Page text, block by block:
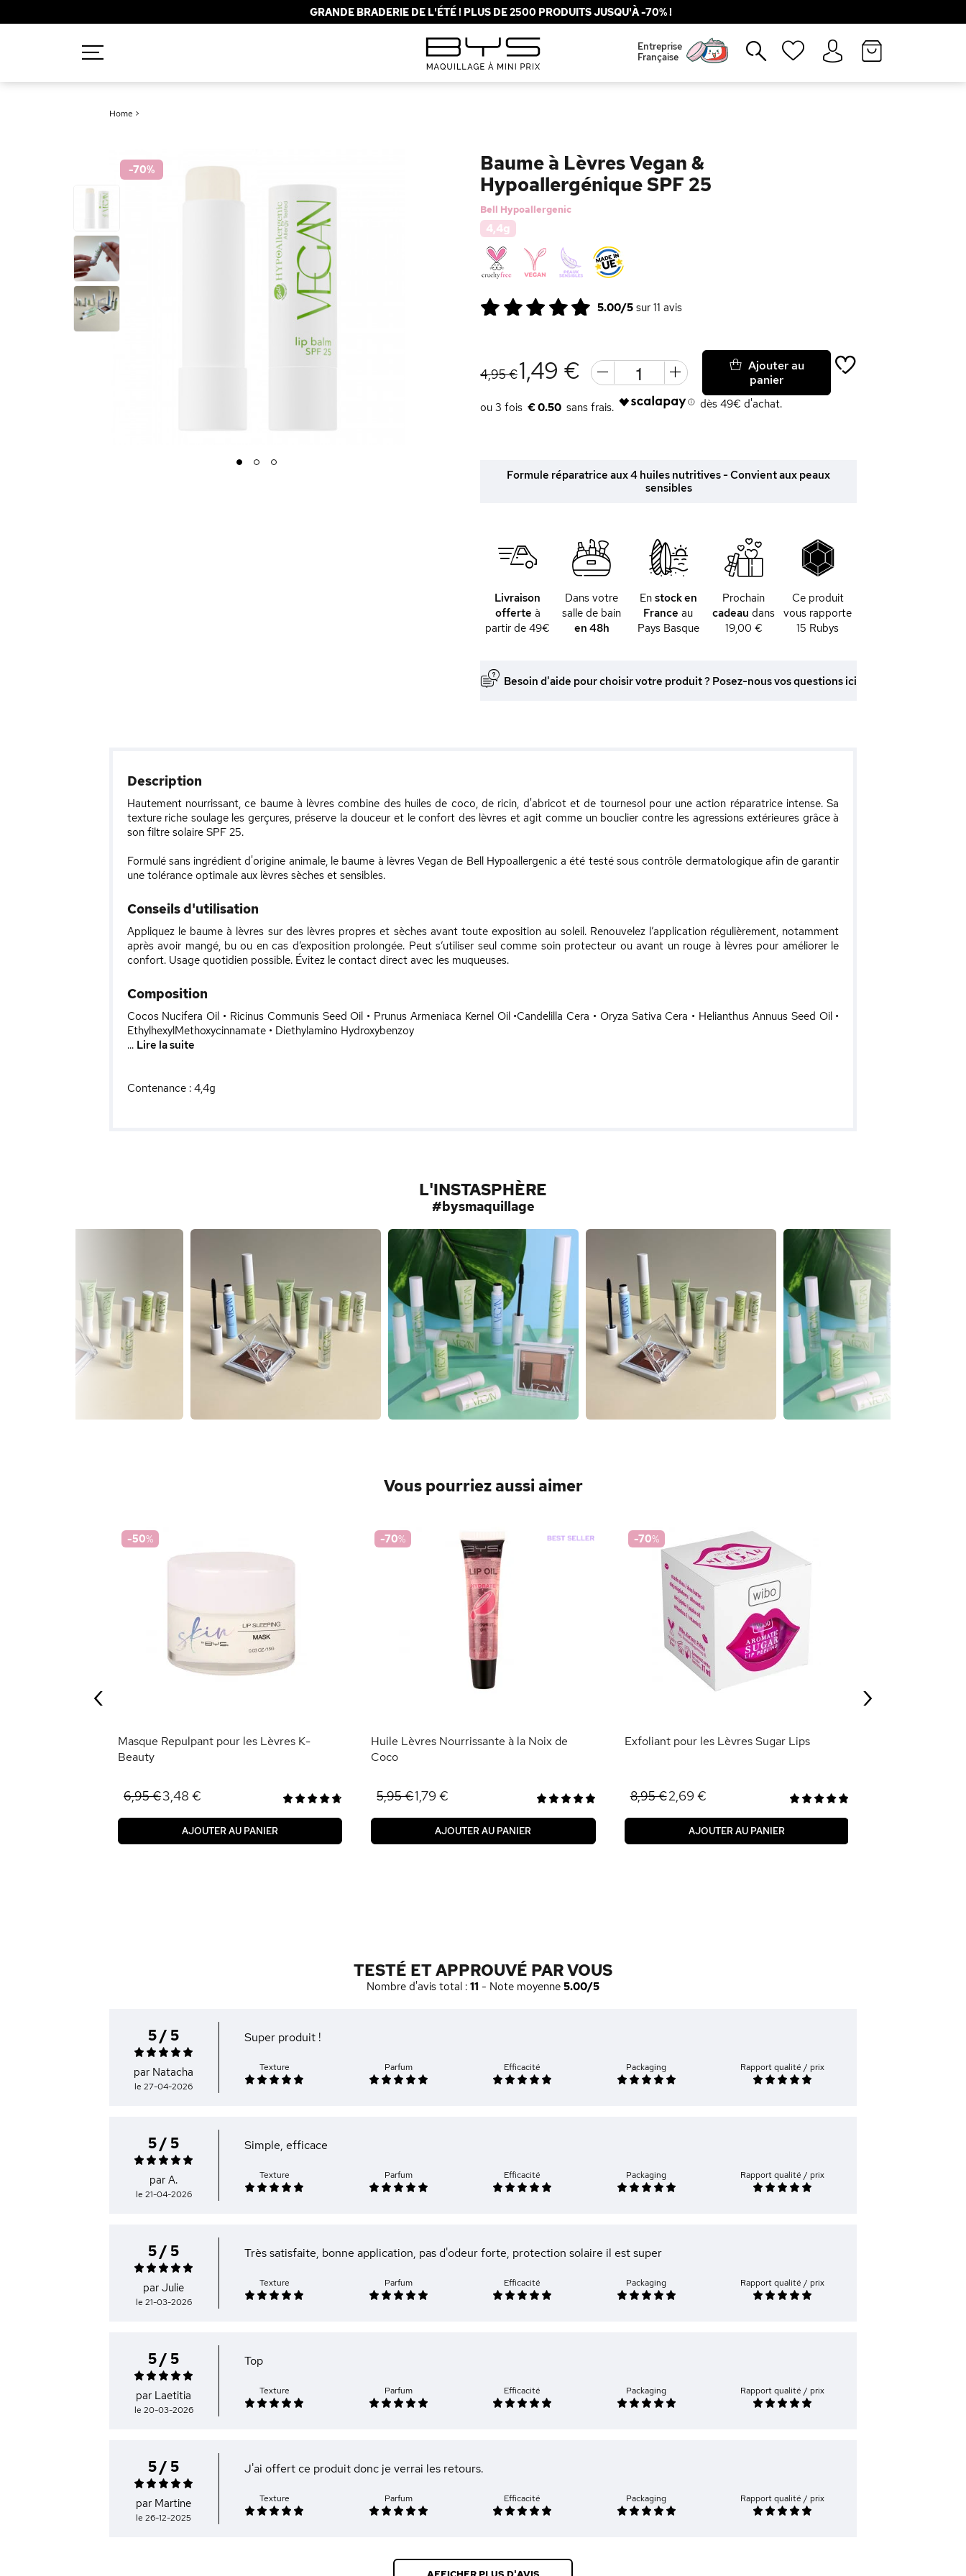
GRANDE BRADERIE DE L'ÉTÉ ! PLUS DE 2500 PRODUITS JUSQU'À -70% !
Entreprise
Française
Home >
-70%
1 2 3
Baume à Lèvres Vegan &
Hypoallergénique SPF 25
Bell Hypoallergenic
4,4g
5.00/5sur 11 avis
4,95 €1,49 €
€ 0.50 dès 49€ d'achat.
Ajouter au
panier
Formule réparatrice aux 4 huiles nutritives - Convient aux peaux
sensibles
Livraison
offerte à
partir de 49€
Dans votre
salle de bain
en 48h
En stock en
France au
Pays Basque
Prochain
cadeau dans
19,00 €
Ce produit
vous rapporte
15 Rubys
Besoin d'aide pour choisir votre produit ? Posez-nous vos questions ici
Description
Hautement nourrissant, ce baume à lèvres combine des huiles de coco, de ricin, d'abricot et de tournesol pour une action réparatrice intense. Sa
texture riche soulage les gerçures, préserve la douceur et le confort des lèvres et agit comme un bouclier contre les agressions extérieures grâce à
son filtre solaire SPF 25.
Formulé sans ingrédient d'origine animale, le baume à lèvres Vegan de Bell Hypoallergenic a été testé sous contrôle dermatologique afin de garantir
une tolérance optimale aux lèvres sèches et sensibles.
Conseils d'utilisation
Appliquez le baume à lèvres sur des lèvres propres et sèches avant toute exposition au soleil. Renouvelez l’application régulièrement, notamment
après avoir mangé, bu ou en cas d’exposition prolongée. Peut s’utiliser seul comme soin protecteur ou avant un rouge à lèvres pour améliorer le
confort. Usage quotidien possible. Évitez le contact direct avec les muqueuses.
Composition
Cocos Nucifera Oil • Ricinus Communis Seed Oil • Prunus Armeniaca Kernel Oil •Candelilla Cera • Oryza Sativa Cera • Helianthus Annuus Seed Oil •
EthylhexylMethoxycinnamate • Diethylamino Hydroxybenzoy
... Lire la suite
Contenance : 4,4g
L'INSTASPHÈRE
#bysmaquillage
Vous pourriez aussi aimer
-50%
Masque Repulpant pour les Lèvres K-
Beauty
6,95 €3,48 €
AJOUTER AU PANIER
-70%
Huile Lèvres Nourrissante à la Noix de
Coco
5,95 €1,79 €
AJOUTER AU PANIER
-70%
Exfoliant pour les Lèvres Sugar Lips
8,95 €2,69 €
AJOUTER AU PANIER
‹ ›
TESTÉ ET APPROUVÉ PAR VOUS
Nombre d'avis total : 11 - Note moyenne 5.00/5
5 / 5
par Natacha
le 27-04-2026
Super produit !
Texture Parfum Efficacité Packaging Rapport qualité / prix
5 / 5
par A.
le 21-04-2026
Simple, efficace
Texture Parfum Efficacité Packaging Rapport qualité / prix
5 / 5
par Julie
le 21-03-2026
Très satisfaite, bonne application, pas d'odeur forte, protection solaire il est super
Texture Parfum Efficacité Packaging Rapport qualité / prix
5 / 5
par Laetitia
le 20-03-2026
Top
Texture Parfum Efficacité Packaging Rapport qualité / prix
5 / 5
par Martine
le 26-12-2025
J'ai offert ce produit donc je verrai les retours.
Texture Parfum Efficacité Packaging Rapport qualité / prix
Palette
Solaire
Brumes
Blush
Rouge à Lèvres